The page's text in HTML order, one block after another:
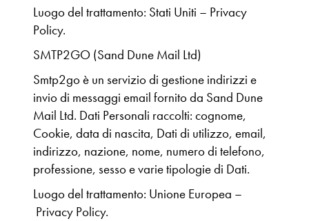
Luogo del trattamento: Stati Uniti – Privacy
Policy.
SMTP2GO (Sand Dune Mail Ltd)
Smtp2go è un servizio di gestione indirizzi e
invio di messaggi email fornito da Sand Dune
Mail Ltd. Dati Personali raccolti: cognome,
Cookie, data di nascita, Dati di utilizzo, email,
indirizzo, nazione, nome, numero di telefono,
professione, sesso e varie tipologie di Dati.
Luogo del trattamento: Unione Europea –
Privacy Policy.